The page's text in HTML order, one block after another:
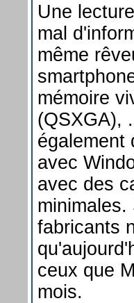
Une
mal
même
mémoire
(QSXGA),
également
avec
avec des
fabricants
ceux que
mois.